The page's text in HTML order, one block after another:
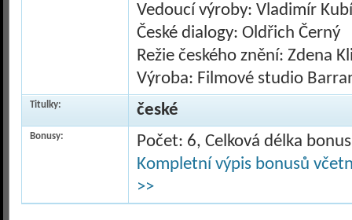
Vedoucí výroby: Vladimír
České dialogy: Oldřich Černý
Režie českého znění: Zdena
Výroba: Filmové studio
Titulky: české
Bonusy:
Počet: 6, Celková délka
Kompletní výpis bonusů
>>